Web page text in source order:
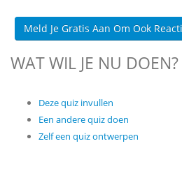
Meld Je Gratis Aan Om Ook
WAT WIL JE NU DOEN?
Deze quiz invullen
Een andere quiz doen
Zelf een quiz ontwerpen